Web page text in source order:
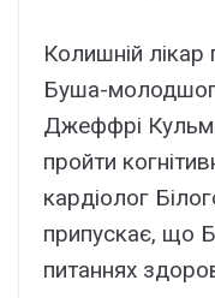
Колишній
Буша-
Джеффрі
пройти
кардіолог
припускає, що
питаннях